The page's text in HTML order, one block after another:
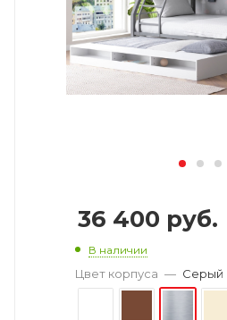
36 400 руб.
В наличии
Цвет корпуса — Серый